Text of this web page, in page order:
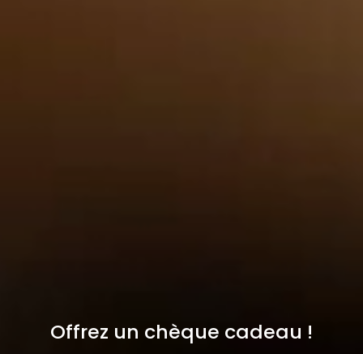
Offrez un chèque cadeau !